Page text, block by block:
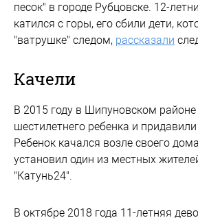
песок" в городе Рубцовске. 12-
катился с горы, его сбили дети,
"ватрушке" следом, рассказали
Качели
В 2015 году в Шипуновском районе
шестилетнего ребенка и
Ребенок качался возле своего
установил один из местных
"Катунь24".
В октябре 2018 года 11-летняя